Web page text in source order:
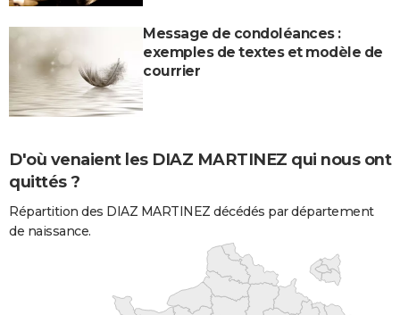
Message de condoléances :
exemples de textes et modèle de
courrier
D'où venaient les DIAZ MARTINEZ qui nous ont
quittés ?
Répartition des DIAZ MARTINEZ décédés par département
de naissance.